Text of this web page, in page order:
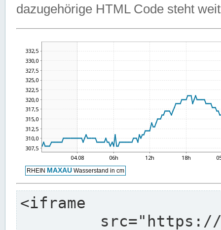
dazugehörige HTML Code steht
<iframe